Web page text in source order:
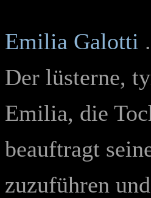
Emilia Galotti
Der lüsterne,
Emilia, die
beauftragt
zuzuführen